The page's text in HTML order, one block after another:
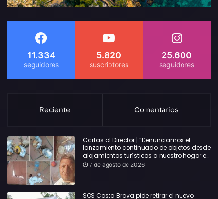
11.334 5.820 25.600
Reciente Comentarios
Cartas al Director | “Denunciamos el
lanzamiento continuado de objetos desde
alojamientos turísticos a nuestro hogar en
Lloret: Podría haber causado una
7 de agosto de 2026
SOS Costa Brava pide retirar el nuevo